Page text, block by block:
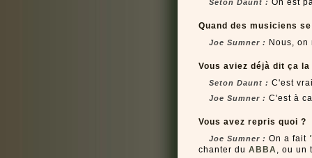
Seton Daunt : On est
Quand des musiciens
Joe Sumner : Nous,
Vous aviez déjà dit ça
Seton Daunt : C'est
Joe Sumner : C'est à
Vous avez repris quoi ?
Joe Sumner : On a fait
chanter du ABBA, ou un